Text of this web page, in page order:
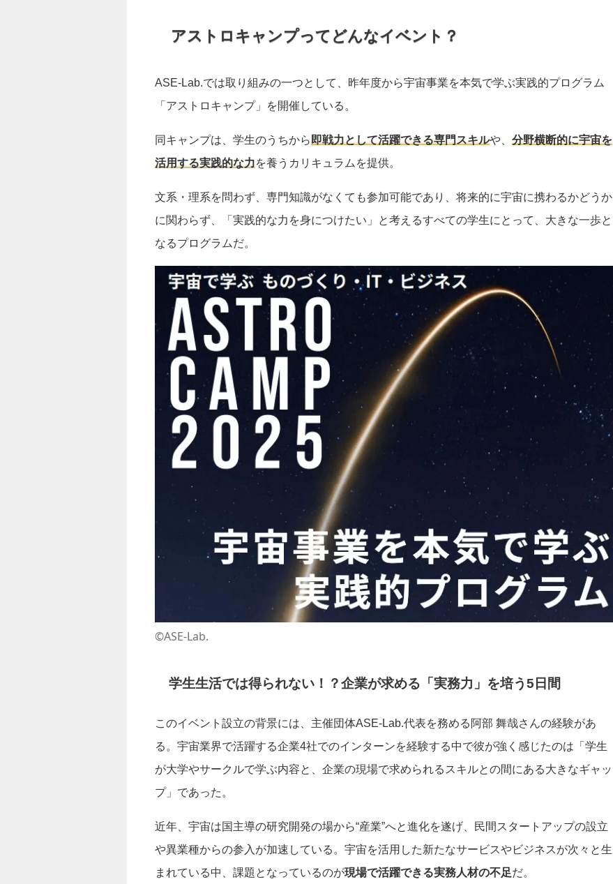
アストロキャンプってどんなイベント？
ASE-Lab.では取り組みの一つとして、昨年度から宇宙事業を本気で学ぶ実践的プログラム
「アストロキャンプ」を開催している。
同キャンプは、学生のうちから 即戦力として活躍できる専門スキルや、分野横断的に宇宙を
活用する実践的な力を養うカリキュラムを提供。
文系・理系を問わず、専門知識がなくても参加可能であり、将来的に宇宙に携わるかどうか
に関わらず、「実践的な力を身につけたい」と考えるすべての学生にとって、大きな一歩と
なるプログラムだ。
©ASE-Lab.
学生生活では得られない！？企業が求める「実務力」を培う5日間
このイベント設立の背景には、主催団体ASE-Lab.代表を務める阿部 舞哉さんの経験があ
る。宇宙業界で活躍する企業4社でのインターンを経験する中で彼が強く感じたのは「学生
が大学やサークルで学ぶ内容と、企業の現場で求められるスキルとの間にある大きなギャッ
プ」であった。
近年、宇宙は国主導の研究開発の場から“産業”へと進化を遂げ、民間スタートアップの設立
や異業種からの参入が加速している。宇宙を活用した新たなサービスやビジネスが次々と生
まれている中、課題となっているのが現場で活躍できる実務人材の不足だ。